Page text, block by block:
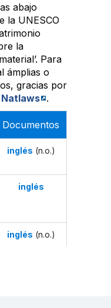
abajo
la UNESCO
la
Para
ámplias o
gracias por
.
Documentos
inglés (n.o.)
inglés
inglés (n.o.)